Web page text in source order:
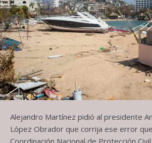
Alejandro Martínez pidió al presidente
López Obrador que corrija ese error
Coordinación Nacional de Protección